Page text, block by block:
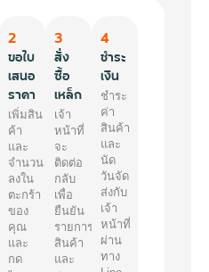
2
ขอใบ
เสนอ
ราคา
เพิ่มสิน
ค้า
และ
จำนวน
ลงใน
ตะกร้า
ของ
คุณ
และ
กด
3
สั่ง
ซื้อ
เหล็ก
เจ้า
หน้าที่
จะ
ติดต่อ
กลับ
เพื่อ
ยืนยัน
รายการ
สินค้า
และ
4
ชำระ
เงิน
ชำระ
ค่า
สินค้า
และ
นัด
วันจัด
ส่งกับ
เจ้า
หน้าที่
ผ่าน
ทาง